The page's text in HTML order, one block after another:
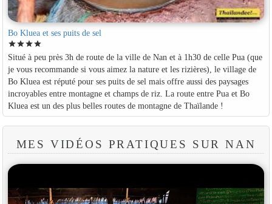
Bo Kluea et ses puits de sel
starstarstarstar
Situé à peu près 3h de route de la ville de Nan et à 1h30 de celle Pua (que
je vous recommande si vous aimez la nature et les rizières), le village de
Bo Kluea est réputé pour ses puits de sel mais offre aussi des paysages
incroyables entre montagne et champs de riz. La route entre Pua et Bo
Kluea est un des plus belles routes de montagne de Thaïlande !
MES VIDÉOS PRATIQUES SUR NAN